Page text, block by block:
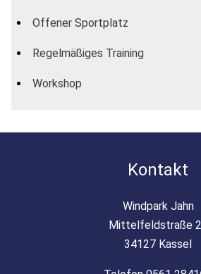
Offener Sportplatz
Regelmäßiges Training
Workshop
Kontakt
Windpark Jahn
Mittelfeldstraße
34127 Kassel